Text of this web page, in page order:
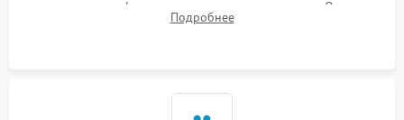
проверка конфорок на равномерность нагрева. Опрос
клиента о симптомах (не включается, не видит посуду,
Подробнее